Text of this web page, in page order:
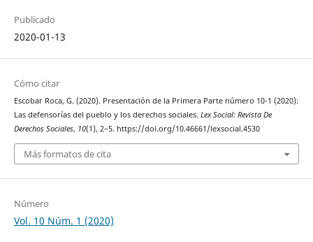
Publicado
2020-01-13
Cómo citar
Escobar Roca, G. (2020). Presentación de la Primera Parte número 10-1 (2020):
Las defensorías del pueblo y los derechos sociales. Lex Social: Revista De
Derechos Sociales, 10(1), 2–5. https://doi.org/10.46661/lexsocial.4530
Más formatos de cita
Número
Vol. 10 Núm. 1 (2020)